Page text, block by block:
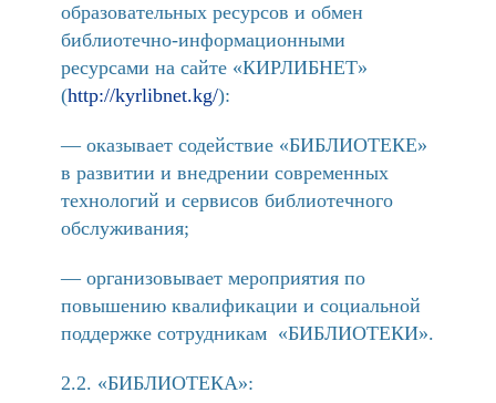
образовательных ресурсов и обмен
библиотечно-информационными
ресурсами на сайте «КИРЛИБНЕТ»
(http://kyrlibnet.kg/):
— оказывает содействие «БИБЛИОТЕКЕ»
в развитии и внедрении современных
технологий и сервисов библиотечного
обслуживания;
— организовывает мероприятия по
повышению квалификации и социальной
поддержке сотрудникам «БИБЛИОТЕКИ».
2.2. «БИБЛИОТЕКА»: